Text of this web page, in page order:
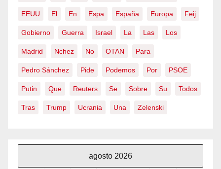
EEUU El En Espa España Europa Feij
Gobierno Guerra Israel La Las Los
Madrid Nchez No OTAN Para
Pedro Sánchez Pide Podemos Por PSOE
Putin Que Reuters Se Sobre Su Todos
Tras Trump Ucrania Una Zelenski
agosto 2026